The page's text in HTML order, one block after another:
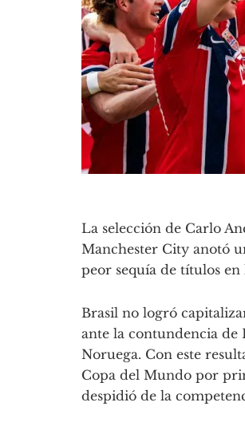
La selección de Carlo
Manchester City anotó
peor sequía de títulos
Brasil no logró
ante la contundencia de
Noruega. Con este
Copa del Mundo por
despidió de la